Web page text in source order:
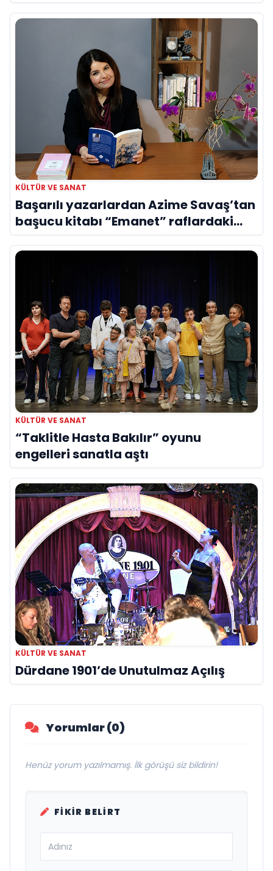
Evreni ‘AVENOİR’
KÜLTÜR VE SANAT
Başarılı yazarlardan Azime Savaş’tan
başucu kitabı “Emanet” raflardaki
yerini aldı
KÜLTÜR VE SANAT
“Taklitle Hasta Bakılır” oyunu
engelleri sanatla aştı
KÜLTÜR VE SANAT
Dürdane 1901’de Unutulmaz Açılış
Yorumlar (0)
Henüz yorum yazılmamış. İlk görüşü siz bildirin!
FIKIR BELIRT